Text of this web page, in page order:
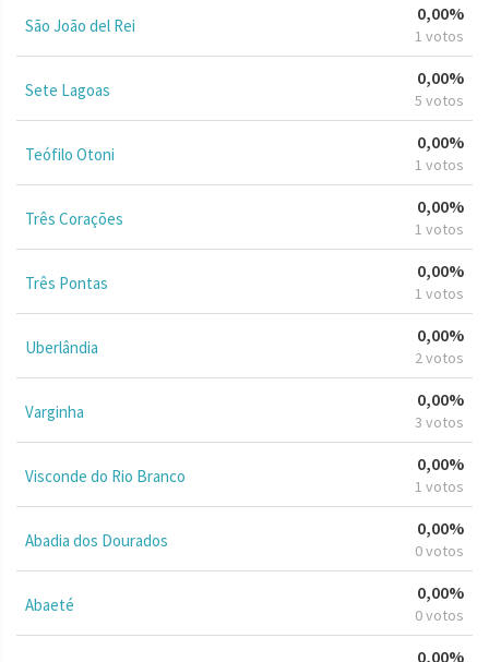
São João del Rei
0,00%
1 votos
Sete Lagoas
0,00%
5 votos
Teófilo Otoni
0,00%
1 votos
Três Corações
0,00%
1 votos
Três Pontas
0,00%
1 votos
Uberlândia
0,00%
2 votos
Varginha
0,00%
3 votos
Visconde do Rio Branco
0,00%
1 votos
Abadia dos Dourados
0,00%
0 votos
Abaeté
0,00%
0 votos
0,00%